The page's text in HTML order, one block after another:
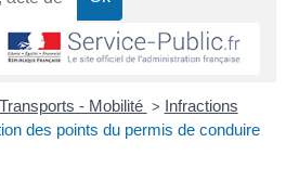
Transports - Mobilité > Infractions
des points du permis de conduire